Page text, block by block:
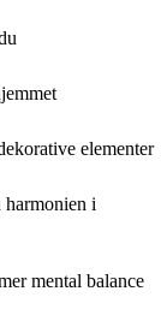
elementer
harmonien i
mental balance